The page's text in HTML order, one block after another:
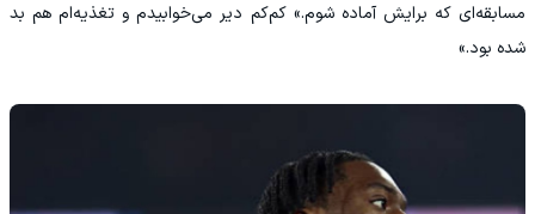
مسابقه‌ای که برایش آماده شوم.» کم‌کم دیر می‌خوابیدم و تغذیه‌ام هم بد
شده بود.»